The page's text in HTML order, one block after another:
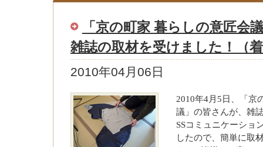
「京の町家 暮らしの意匠会
雑誌の取材を受けました！（
2010年04月06日
2010年4月5日、「京
議」の皆さんが、雑
SSコミュニケーショ
したので、簡単に取